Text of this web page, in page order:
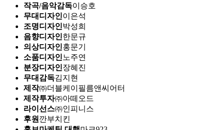
작곡/음악감독이승호
무대디자인이은석
조명디자인박성희
음향디자인한문규
의상디자인홍문기
소품디자인 노주연
분장디자인장혜진
무대감독김지현
제작㈜더블케이필름앤씨어터
제작투자㈜아떼오드
라이선스㈜인피니스
후원 깐부치킨